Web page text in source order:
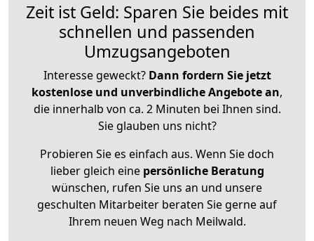
Zeit ist Geld: Sparen Sie beides mit
schnellen und passenden
Umzugsangeboten
Interesse geweckt? Dann fordern Sie jetzt
kostenlose und unverbindliche Angebote an,
die innerhalb von ca. 2 Minuten bei Ihnen sind.
Sie glauben uns nicht?
Probieren Sie es einfach aus. Wenn Sie doch
lieber gleich eine persönliche Beratung
wünschen, rufen Sie uns an und unsere
geschulten Mitarbeiter beraten Sie gerne auf
Ihrem neuen Weg nach Meilwald.